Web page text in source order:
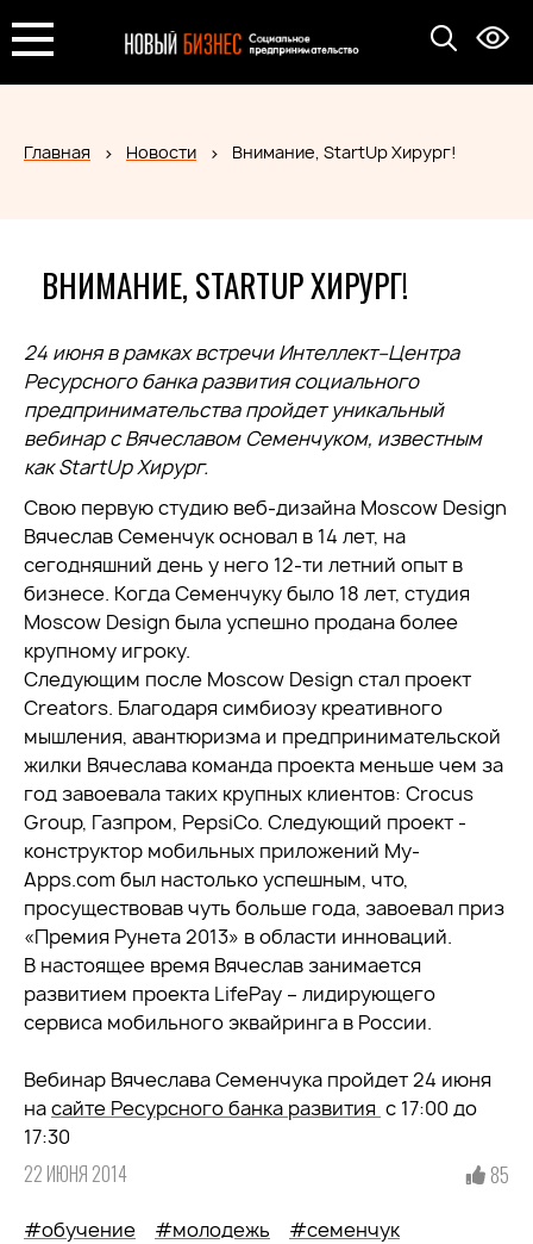
Главная Новости Внимание, StartUp Хирург!
ВНИМАНИЕ, STARTUP ХИРУРГ!
24 июня в рамках встречи Интеллект–Центра
Ресурсного банка развития социального
предпринимательства пройдет уникальный
вебинар с Вячеславом Семенчуком, известным
как StartUp Хирург.
Свою первую студию веб-дизайна Moscow Design
Вячеслав Семенчук основал в 14 лет, на
сегодняшний день у него 12-ти летний опыт в
бизнесе. Когда Семенчуку было 18 лет, студия
Moscow Design была успешно продана более
крупному игроку.
Следующим после Moscow Design стал проект
Creators. Благодаря симбиозу креативного
мышления, авантюризма и предпринимательской
жилки Вячеслава команда проекта меньше чем за
год завоевала таких крупных клиентов: Crocus
Group, Газпром, PepsiCo. Следующий проект -
конструктор мобильных приложений My-
Apps.com был настолько успешным, что,
просуществовав чуть больше года, завоевал приз
«Премия Рунета 2013» в области инноваций.
В настоящее время Вячеслав занимается
развитием проекта LifePay – лидирующего
сервиса мобильного эквайринга в России.
Вебинар Вячеслава Семенчука пройдет 24 июня
насайте Ресурсного банка развития с 17:00 до
17:30
22 ИЮНЯ 2014 85
#обучение #молодежь #семенчук